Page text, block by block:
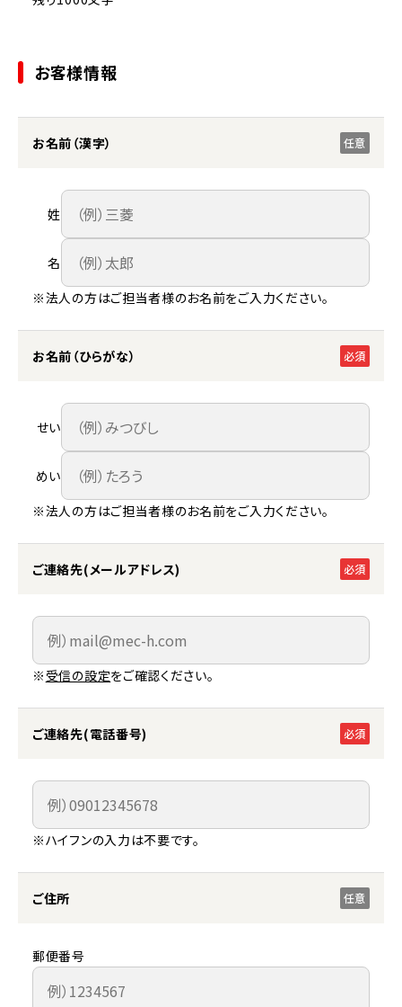
お客様情報
お名前（漢字） 任意
姓
名
※法人の方はご担当者様のお名前をご入力ください。
お名前（ひらがな） 必須
せい
めい
※法人の方はご担当者様のお名前をご入力ください。
ご連絡先(メールアドレス) 必須
※ 受信の設定をご確認ください。
ご連絡先(電話番号) 必須
※ハイフンの入力は不要です。
ご住所 任意
郵便番号